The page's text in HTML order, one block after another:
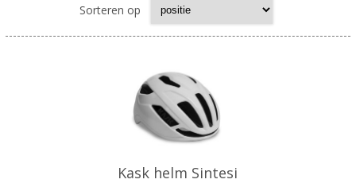
Sorteren op
Kask helm Sintesi